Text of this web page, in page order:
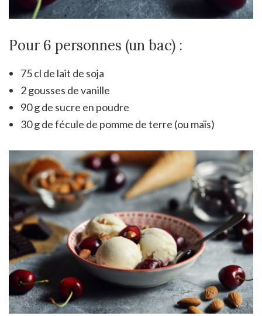
Pour 6 personnes (un bac) :
75 cl de lait de soja
2 gousses de vanille
90 g de sucre en poudre
30 g de fécule de pomme de terre (ou maïs)